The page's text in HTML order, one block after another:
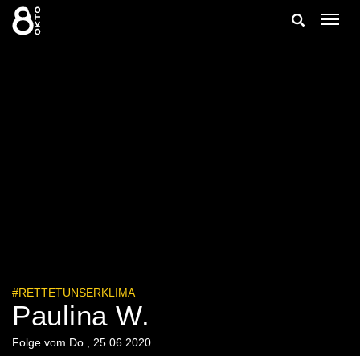
Zum
Inhalt
springen
Suche
#RETTETUNSERKLIMA
Paulina W.
Folge vom Do., 25.06.2020